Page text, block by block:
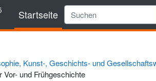
Startseite
Kunst-, Geschichts- und
Vor- und Frühgeschichte